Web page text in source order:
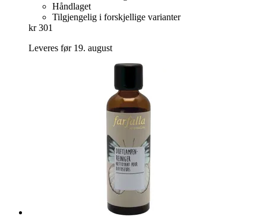
Håndlaget
Tilgjengelig i forskjellige varianter
kr 301
Leveres før 19. august